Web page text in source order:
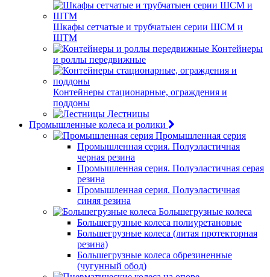
Шкафы сетчатые и трубчатыен серии ШСМ и
ШТМ
Контейнеры
и роллы передвижные
Контейнеры стационарные, ограждения и
поддоны
Лестницы
Промышленные колеса и ролики
Промышленная серия
Промышленная серия. Полуэластичная
черная резина
Промышленная серия. Полуэластичная серая
резина
Промышленная серия. Полуэластичная
синяя резина
Большегрузные колеса
Большегрузные колеса полиуретановые
Большегрузные колеса (литая протекторная
резина)
Большегрузные колеса обрезиненные
(чугунный обод)